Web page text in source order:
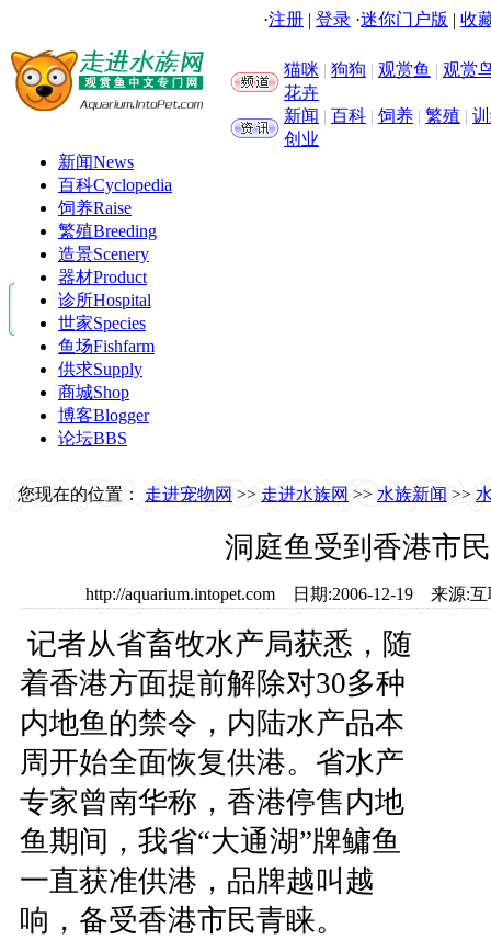
·注册 | 登录 ·迷你门户版 | 收
猫咪 | 狗狗 | 观赏鱼 | 观赏
花卉
新闻 | 百科 | 饲养 | 繁殖 |
创业
新闻News
百科Cyclopedia
饲养Raise
繁殖Breeding
造景Scenery
器材Product
诊所Hospital
世家Species
鱼场Fishfarm
供求Supply
商城Shop
博客Blogger
论坛BBS
您现在的位置： 走进宠物网 >> 走进水族网 >> 水族新闻 >>
洞庭鱼受到香港市
http://aquarium.intopet.com 日期:2006-12-19 来
记者从省畜牧水产局获悉，随
着香港方面提前解除对30多种
内地鱼的禁令，内陆水产品本
周开始全面恢复供港。省水产
专家曾南华称，香港停售内地
鱼期间，我省“大通湖”牌鳙鱼
一直获准供港，品牌越叫越
响，备受香港市民青睐。